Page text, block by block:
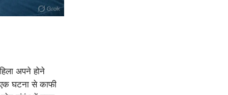
अपने होने
एक घटना से काफी